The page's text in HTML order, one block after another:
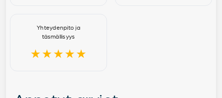
Yhteydenpito ja
täsmällisyys
★★★★★